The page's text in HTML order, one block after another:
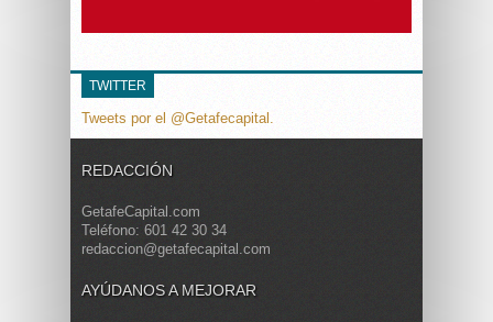
TWITTER
Tweets por el @Getafecapital.
REDACCIÓN
GetafeCapital.com
Teléfono: 601 42 30 34
redaccion@getafecapital.com
AYÚDANOS A MEJORAR